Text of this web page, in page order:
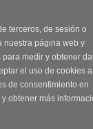
terceros, de sesión o
nuestra página web y
medir y obtener
el uso de cookies a
de consentimiento en
y obtener más